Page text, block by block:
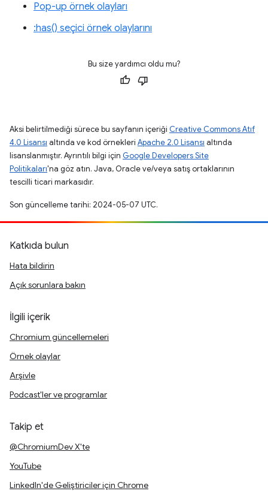
Pop-up örnek olayları
:has() seçici örnek olaylarını
Bu size yardımcı oldu mu?
Aksi belirtilmediği sürece bu sayfanın içeriği Creative Commons Atıf
4.0 Lisansı altında ve kod örnekleri Apache 2.0 Lisansı altında
lisanslanmıştır. Ayrıntılı bilgi için Google Developers Site
Politikaları'na göz atın. Java, Oracle ve/veya satış ortaklarının
tescilli ticari markasıdır.
Son güncelleme tarihi: 2024-05-07 UTC.
Katkıda bulun
Hata bildirin
Açık sorunlara bakın
İlgili içerik
Chromium güncellemeleri
Örnek olaylar
Arşivle
Podcast'ler ve programlar
Takip et
@ChromiumDev X'te
YouTube
LinkedIn'de Geliştiriciler için Chrome